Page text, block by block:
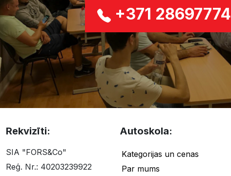
+371 28697774
Rekvizīti:
SIA "FORS&Co"
Reģ. Nr.: 40203239922
Autoskola:
Kategorijas un cenas
Par mums